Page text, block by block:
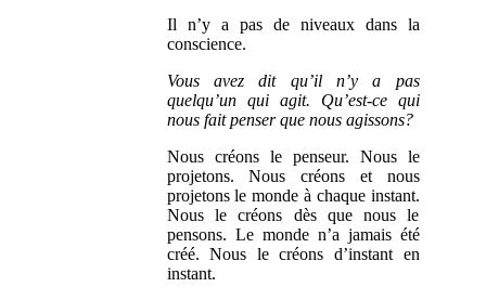
Il n’y a pas de niveaux dans la
conscience.
Vous avez dit qu’il n’y a pas
quelqu’un qui agit. Qu’est-ce qui
nous fait penser que nous agissons?
Nous créons le penseur. Nous le
projetons. Nous créons et nous
projetons le monde à chaque instant.
Nous le créons dès que nous le
pensons. Le monde n’a jamais été
créé. Nous le créons d’instant en
instant.